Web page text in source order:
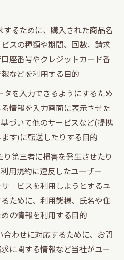
るために、購入された商品名
スの種類や期間、回数、請求
座番号やクレジットカード番
などを利用する目的
を入力できるようにするため
情報を入力画面に表示させた
づいて他のサービスなど(提携
す)に転送したりする目的
第三者に損害を発生させたり
用規約に違反したユーザー
ービスを利用しようとするユ
ために、利用態様、氏名や住
の情報を利用する目的
わせに対応するために、お問
に関する情報など当社がユー